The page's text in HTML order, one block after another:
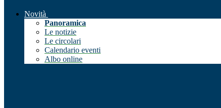
Novità
Panoramica
Le notizie
Le circolari
Calendario eventi
Albo online